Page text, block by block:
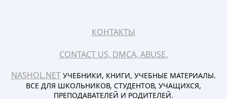
КОНТАКТЫ
CONTACT US, DMCA, ABUSE.
NASHOL.NETУЧЕБНИКИ, КНИГИ, УЧЕБНЫЕ МАТЕРИАЛЫ.
ВСЕ ДЛЯ ШКОЛЬНИКОВ, СТУДЕНТОВ, УЧАЩИХСЯ,
ПРЕПОДАВАТЕЛЕЙ И РОДИТЕЛЕЙ.